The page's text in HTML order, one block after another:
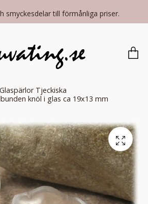
smyckesdelar till förmånliga priser.
Glaspärlor Tjeckiska
knöl i glas ca 19x13 mm